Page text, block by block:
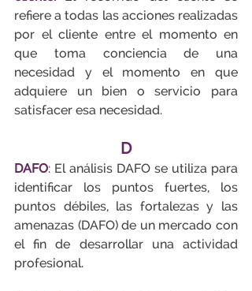
refiere a todas las acciones realizadas
por el cliente entre el momento en
que toma conciencia de una
necesidad y el momento en que
adquiere un bien o servicio para
satisfacer esa necesidad.
D
DAFO: El análisis DAFO se utiliza para
identificar los puntos fuertes, los
puntos débiles, las fortalezas y las
amenazas (DAFO) de un mercado con
el fin de desarrollar una actividad
profesional.